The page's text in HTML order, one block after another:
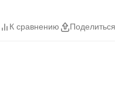
К сравнению Поделиться